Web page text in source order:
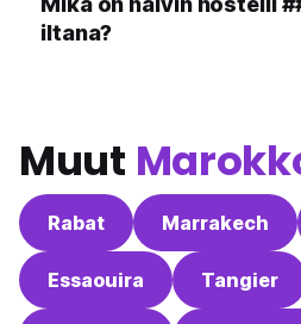
iltana?
Muut
Rabat Marrakech
Essaouira Tangier